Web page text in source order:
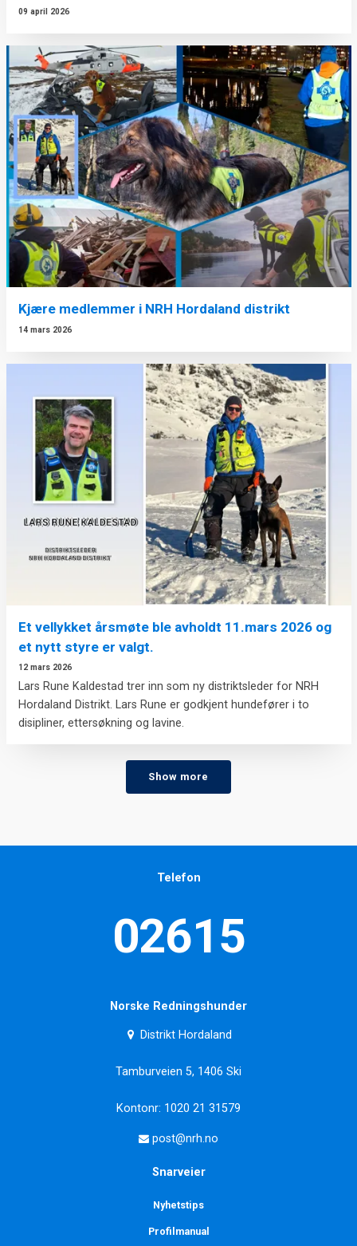
09 april 2026
Kjære medlemmer i NRH Hordaland distrikt
14 mars 2026
Et vellykket årsmøte ble avholdt 11.mars 2026 og
et nytt styre er valgt.
12 mars 2026
Lars Rune Kaldestad trer inn som ny distriktsleder for NRH
Hordaland Distrikt. Lars Rune er godkjent hundefører i to
disipliner, ettersøkning og lavine.
Show more
Telefon
02615
Norske Redningshunder
Distrikt Hordaland
Tamburveien 5, 1406 Ski
Kontonr: 1020 21 31579
post@nrh.no
Snarveier
Nyhetstips
Profilmanual